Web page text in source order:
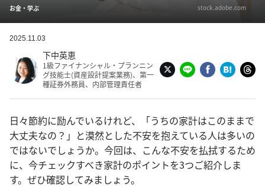
お金・学ぶ stock.adobe.com
2025.11.03
下中英恵
1級ファイナンシャル・プランニン
グ技能士(資産設計提案業務)、第一
種証券外務員、内部管理責任者
日々節約に励んでいるけれど、「うちの家計はこのままで
大丈夫なの？」と漠然とした不安を抱えている人は多いの
ではないでしょうか。今回は、こんな不安を払拭するため
に、今チェックすべき家計のポイントを3つご紹介しま
す。ぜひ確認してみましょう。